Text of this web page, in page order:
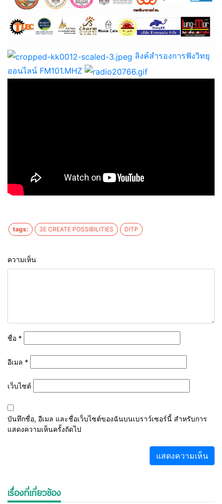
ลิงค์สำรองการฟังวิทยุ
ออนไลน์ FM101.MHZ
tags: 3E CREATE POSSIBILITIES DITP
ความเห็น
ชื่อ *
อีเมล *
เว็บไซต์
บันทึกชื่อ, อีเมล และชื่อเว็บไซต์ของฉันบนเบราว์เซอร์นี้ สำหรับการ
แสดงความเห็นครั้งถัดไป
เรื่องที่เกี่ยวข้อง